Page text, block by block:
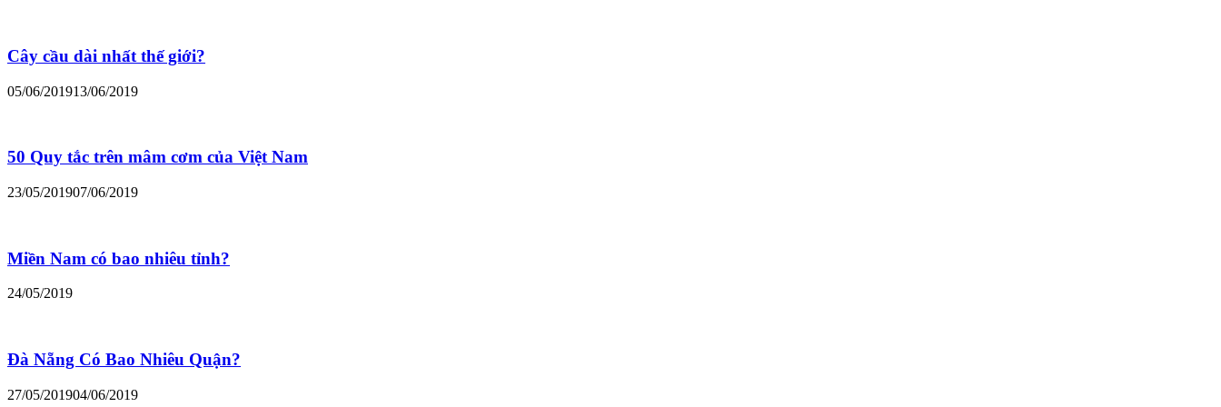
Cây cầu dài nhất thế giới?
05/06/201913/06/2019
50 Quy tắc trên mâm cơm của Việt Nam
23/05/201907/06/2019
Miền Nam có bao nhiêu tỉnh?
24/05/2019
Đà Nẵng Có Bao Nhiêu Quận?
27/05/201904/06/2019